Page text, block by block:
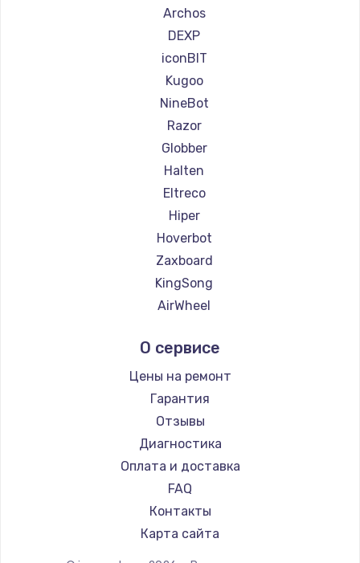
Ремонт самокатов Minimotors
Ремонт самокатов Bork
Ремонт самокатов Segway
Ремонт самокатов KIRIN
Archos
DEXP
iconBIT
Kugoo
NineBot
Razor
Globber
Halten
Eltreco
Hiper
Hoverbot
Zaxboard
KingSong
AirWheel
Hunter
Shorner
Joyor
Minimotors
Bork
Segway
KIRIN
О сервисе
Цены на ремонт
Гарантия
Отзывы
Диагностика
Оплата и доставка
FAQ
Контакты
Карта сайта